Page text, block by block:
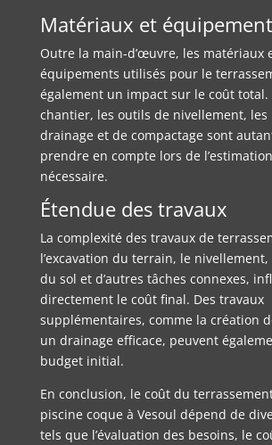
Matériaux et
Outre la main-d’œuvre, les matériaux
équipements utilisés pour le
également un impact sur le coût total.
chantier, les outils de nivellement, les
drainage et de compactage sont
prendre en compte lors de
nécessaire.
Étendue des travaux
La complexité des travaux de
l’excavation du terrain, le
du sol et d’autres tâches connexes,
directement le coût final. Des travaux
supplémentaires, comme la création
un drainage efficace, peuvent
budget initial.
En conclusion, le coût du
piscine coque à Vesoul dépend de
tels que l’évaluation des besoins, le